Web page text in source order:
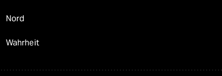
Nord
Wahrheit